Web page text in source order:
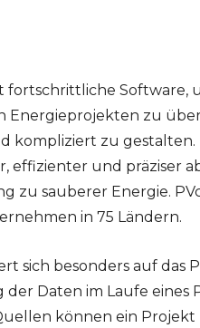
fortschrittliche Software,
Energieprojekten zu
kompliziert zu
effizienter und präziser
zu sauberer Energie.
in 75 Ländern.
sich besonders auf das
Daten im Laufe eines
können ein